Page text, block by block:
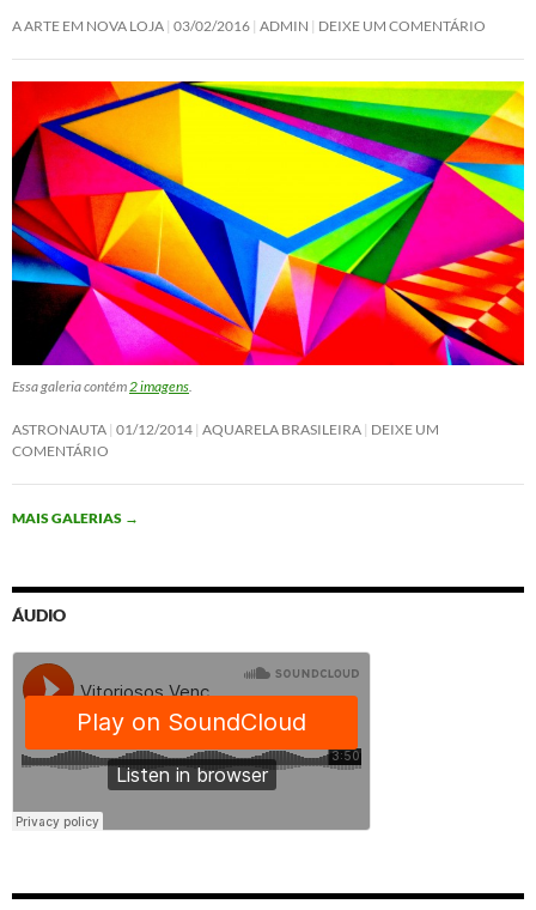
A ARTE EM NOVA LOJA 03/02/2016 ADMIN DEIXE UM COMENTÁRIO
Essa galeria contém2 imagens.
ASTRONAUTA 01/12/2014 AQUARELA BRASILEIRA DEIXE UM
COMENTÁRIO
MAIS GALERIAS →
ÁUDIO